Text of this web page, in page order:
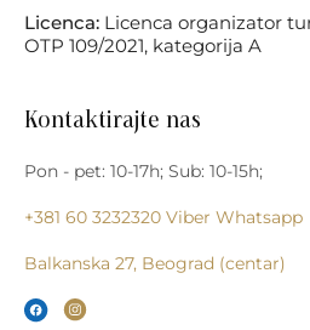
Licenca: Licenca organizator
OTP 109/2021, kategorija A
Kontaktirajte nas
Pon - pet: 10-17h; Sub: 10-15h;
+381 60 3232320 Viber Whatsapp
Balkanska 27, Beograd (centar)